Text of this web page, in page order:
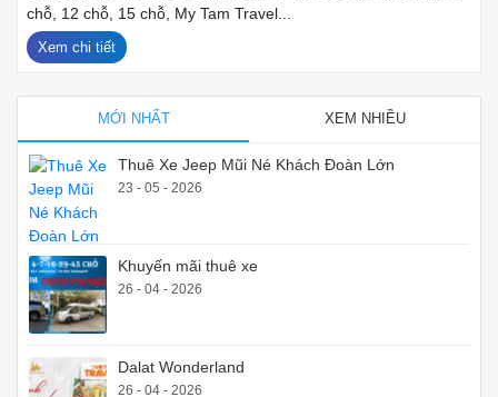
chỗ, 12 chỗ, 15 chỗ, My Tam Travel...
Xem chi tiết
MỚI NHẤT XEM NHIỀU
Thuê Xe Jeep Mũi Né Khách Đoàn Lớn
23 - 05 - 2026
Khuyến mãi thuê xe
26 - 04 - 2026
Dalat Wonderland
26 - 04 - 2026